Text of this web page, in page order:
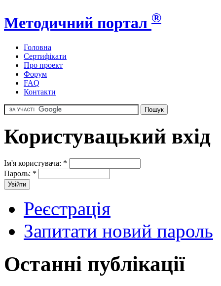
Методичний портал ®
Головна
Сертифікати
Про проект
Форум
FAQ
Контакти
Користувацький вхід
Ім'я користувача: *
Пароль: *
Реєстрація
Запитати новий пароль
Останні публікації